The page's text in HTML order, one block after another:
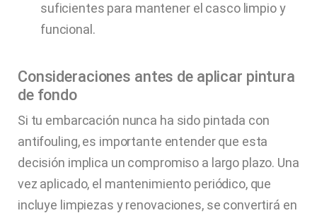
suficientes para mantener el casco limpio y
funcional.
Consideraciones antes de aplicar pintura
de fondo
Si tu embarcación nunca ha sido pintada con
antifouling, es importante entender que esta
decisión implica un compromiso a largo plazo. Una
vez aplicado, el mantenimiento periódico, que
incluye limpiezas y renovaciones, se convertirá en